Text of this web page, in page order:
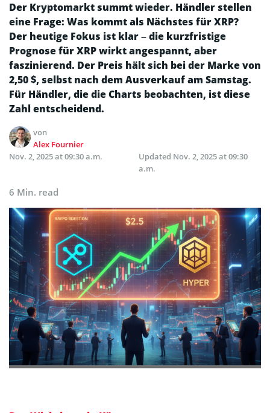
Der Kryptomarkt summt wieder. Händler stellen
eine Frage: Was kommt als Nächstes für XRP?
Der heutige Fokus ist klar – die kurzfristige
Prognose für XRP wirkt angespannt, aber
faszinierend. Der Preis hält sich bei der Marke von
2,50 $, selbst nach dem Ausverkauf am Samstag.
Für Händler, die die Charts beobachten, ist diese
Zahl entscheidend.
von
Alex Fournier
Nov. 2, 2025 at 09:30 a.m.
Updated Nov. 2, 2025 at 09:30
a.m.
6 Min. read